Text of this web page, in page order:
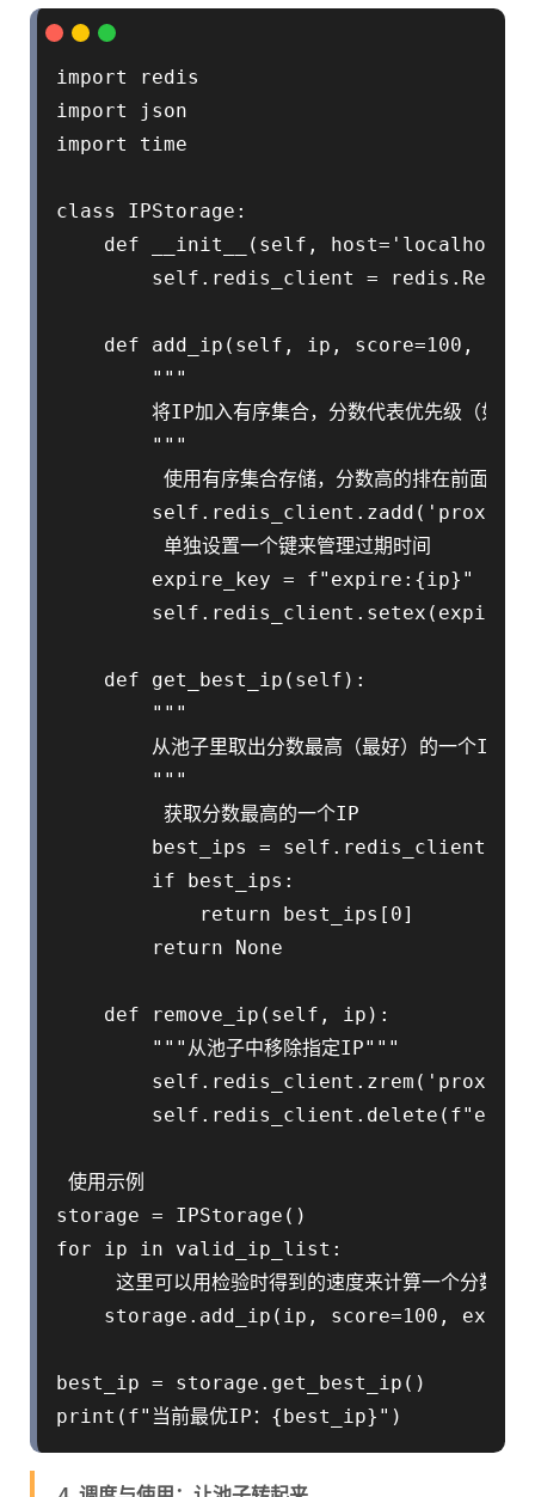
import redis
import json
import time
class IPStorage:
def __init__(self,
self.redis_client =
def add_ip(self, ip, score=100,
        """
将IP加入有序集合，分数代表优先级（如速
        """
         使用有序集合存储，分数高的排在前面
         单独设置一个键来管理过期时间
        expire_key = f"expire:{ip}"
    def get_best_ip(self):
        """
        从池子里取出分数最高（最好）的一个IP
        """
         获取分数最高的一个IP
best_ips =
        if best_ips:
            return best_ips[0]
        return None
    def remove_ip(self, ip):
        """从池子中移除指定IP"""
使用示例
storage = IPStorage()
for ip in valid_ip_list:
这里可以用检验时得到的速度来计算一个分数，
storage.add_ip(ip, score=100,
best_ip = storage.get_best_ip()